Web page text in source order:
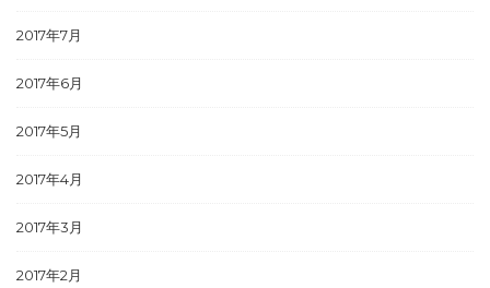
2017年7月
2017年6月
2017年5月
2017年4月
2017年3月
2017年2月